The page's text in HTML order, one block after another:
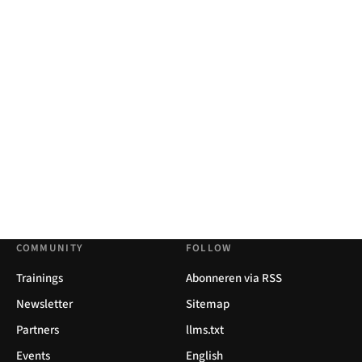
COMMUNITY
Trainings
Newsletter
Partners
Events
FOLLOW
Abonneren via RSS
Sitemap
llms.txt
English